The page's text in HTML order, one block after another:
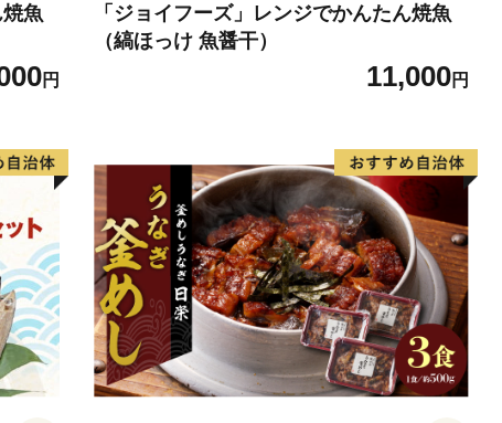
魚
円
「ジョイフーズ」レンジでかんたん焼魚
（縞ほっけ 魚醤干）
11,000円